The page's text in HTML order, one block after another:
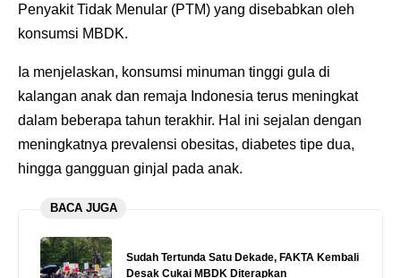
Penyakit Tidak Menular (PTM) yang disebabkan oleh
konsumsi MBDK.
Ia menjelaskan, konsumsi minuman tinggi gula di
kalangan anak dan remaja Indonesia terus meningkat
dalam beberapa tahun terakhir. Hal ini sejalan dengan
meningkatnya prevalensi obesitas, diabetes tipe dua,
hingga gangguan ginjal pada anak.
BACA JUGA
Sudah Tertunda Satu Dekade, FAKTA Kembali
Desak Cukai MBDK Diterapkan